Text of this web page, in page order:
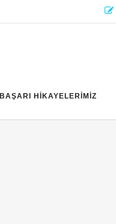
BAŞARI HİKAYELERİMİZ